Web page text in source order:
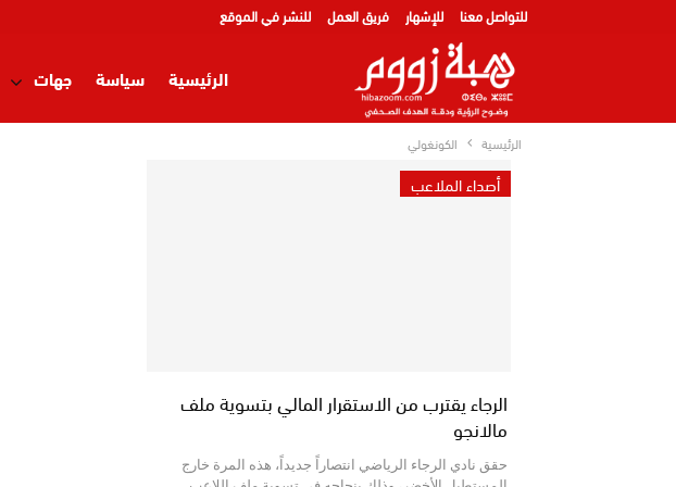
للتواصل معنا للإشهار فريق العمل للنشر في الموقع
الرئيسية سياسة جهات
الرئيسية الكونغولي
أصداء الملاعب
الرجاء يقترب من الاستقرار المالي بتسوية ملف
مالانجو
حقق نادي الرجاء الرياضي انتصاراً جديداً، هذه المرة خارج